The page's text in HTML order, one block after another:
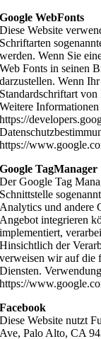
Google WebFonts
Diese Website
Schriftarten
werden. Wenn Sie
Web Fonts in seinen
darzustellen. Wenn
Standardschriftart
Weitere
https://
https://
Google TagManager
Der Google Tag
Schnittstelle
Analytics und andere
Angebot integrieren
implementiert,
Hinsichtlich der
verweisen wir auf die
Diensten.
https://
Facebook
Diese Website nutzt
Ave, Palo Alto, CA